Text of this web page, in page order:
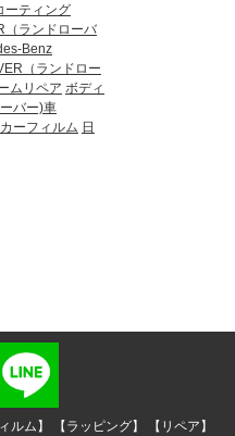
ーティング
ランドローバ
Benz
（ランドロー
ムリペア ボディ
バー)車
カーフィルム 日
ルム】 【ラッピング】 【リペア】